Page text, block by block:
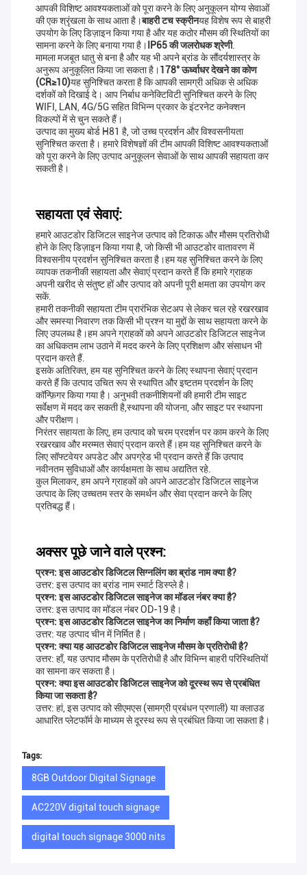
आपकी विशिष्ट आवश्यकताओं को पूरा करने के लिए अनुकूलन योग्य सेवाओं
की एक श्रृंखला के साथ आता है।बाहरी टच स्क्रीनयह विशेष रूप से बाहरी
उपयोग के लिए डिज़ाइन किया गया है और यह कठोर मौसम की स्थितियों का
सामना करने के लिए बनाया गया है। IP65 की जलरोधक श्रेणी.
मामला मजबूत धातु से बना है और यह भी अपने ब्रांड के सौंदर्यशास्त्र के
अनुरूप अनुकूलित किया जा सकता है।178° ऊर्ध्वाधर देखने का कोण
(CR≥10)यह सुनिश्चित करता है कि आपकी सामग्री अधिक से अधिक
दर्शकों को दिखाई दे। आप निर्बाध कनेक्टिविटी सुनिश्चित करने के लिए
WIFI, LAN, 4G/5G सहित विभिन्न प्रकार के इंटरनेट कनेक्शन
विकल्पों में से चुन सकते हैं।
उत्पाद का मुख्य बोर्ड H81 है, जो उच्च प्रदर्शन और विश्वसनीयता
सुनिश्चित करता है। हमारे विशेषज्ञों की टीम आपकी विशिष्ट आवश्यकताओं
को पूरा करने के लिए उत्पाद अनुकूलन सेवाओं के साथ आपकी सहायता कर
सकती है।
सहायता एवं सेवाएं:
हमारे आउटडोर डिजिटल साइनेज उत्पाद को टिकाऊ और मौसम प्रतिरोधी
होने के लिए डिज़ाइन किया गया है, जो किसी भी आउटडोर वातावरण में
विश्वसनीय प्रदर्शन सुनिश्चित करता है।हम यह सुनिश्चित करने के लिए
व्यापक तकनीकी सहायता और सेवाएं प्रदान करते हैं कि हमारे ग्राहक
अपनी खरीद से संतुष्ट हों और उत्पाद को अपनी पूरी क्षमता का उपयोग कर
सकें.
हमारी तकनीकी सहायता टीम प्रारंभिक सेटअप से लेकर चल रहे रखरखाव
और समस्या निवारण तक किसी भी प्रश्न या मुद्दों के साथ सहायता करने के
लिए उपलब्ध है।हम अपने ग्राहकों को अपने आउटडोर डिजिटल साइनेज
का अधिकतम लाभ उठाने में मदद करने के लिए प्रशिक्षण और संसाधन भी
प्रदान करते हैं.
इसके अतिरिक्त, हम यह सुनिश्चित करने के लिए स्थापना सेवाएं प्रदान
करते हैं कि उत्पाद उचित रूप से स्थापित और इष्टतम प्रदर्शन के लिए
कॉन्फ़िगर किया गया है। अनुभवी तकनीशियनों की हमारी टीम साइट
सर्वेक्षण में मदद कर सकती है,स्थापना की योजना, और साइट पर स्थापना
और परीक्षण।
निरंतर सहायता के लिए, हम उत्पाद को चरम प्रदर्शन पर काम करने के लिए
रखरखाव और मरम्मत सेवाएं प्रदान करते हैं।हम यह सुनिश्चित करने के
लिए सॉफ्टवेयर अपडेट और अपग्रेड भी प्रदान करते हैं कि उत्पाद
नवीनतम सुविधाओं और कार्यक्षमता के साथ अद्यतित रहे.
कुल मिलाकर, हम अपने ग्राहकों को अपने आउटडोर डिजिटल साइनेज
उत्पाद के लिए उच्चतम स्तर के समर्थन और सेवा प्रदान करने के लिए
प्रतिबद्ध हैं।
अक्सर पूछे जाने वाले प्रश्न:
प्रश्न: इस आउटडोर डिजिटल सिग्नलिंग का ब्रांड नाम क्या है?
उत्तर: इस उत्पाद का ब्रांड नाम स्मार्ट डिस्प्ले है।
प्रश्न: इस आउटडोर डिजिटल साइनेज का मॉडल नंबर क्या है?
उत्तर: इस उत्पाद का मॉडल नंबर OD-19 है।
प्रश्न: इस आउटडोर डिजिटल साइनेज का निर्माण कहाँ किया जाता है?
उत्तर: यह उत्पाद चीन में निर्मित है।
प्रश्न: क्या यह आउटडोर डिजिटल साइनेज मौसम के प्रतिरोधी है?
उत्तर: हाँ, यह उत्पाद मौसम के प्रतिरोधी है और विभिन्न बाहरी परिस्थितियों
का सामना कर सकता है।
प्रश्न: क्या इस आउटडोर डिजिटल साइनेज को दूरस्थ रूप से प्रबंधित
किया जा सकता है?
उत्तर: हां, इस उत्पाद को सीएमएस (सामग्री प्रबंधन प्रणाली) या क्लाउड
आधारित प्लेटफॉर्म के माध्यम से दूरस्थ रूप से प्रबंधित किया जा सकता है।
Tags:
8GB Outdoor Digital Signage
AC220V digital touch signage
digital touch signage 3000 nits